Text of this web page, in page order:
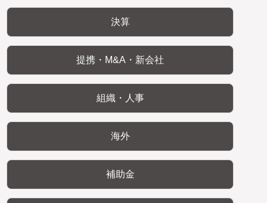
決算
提携・M&A・新会社
組織・人事
海外
補助金